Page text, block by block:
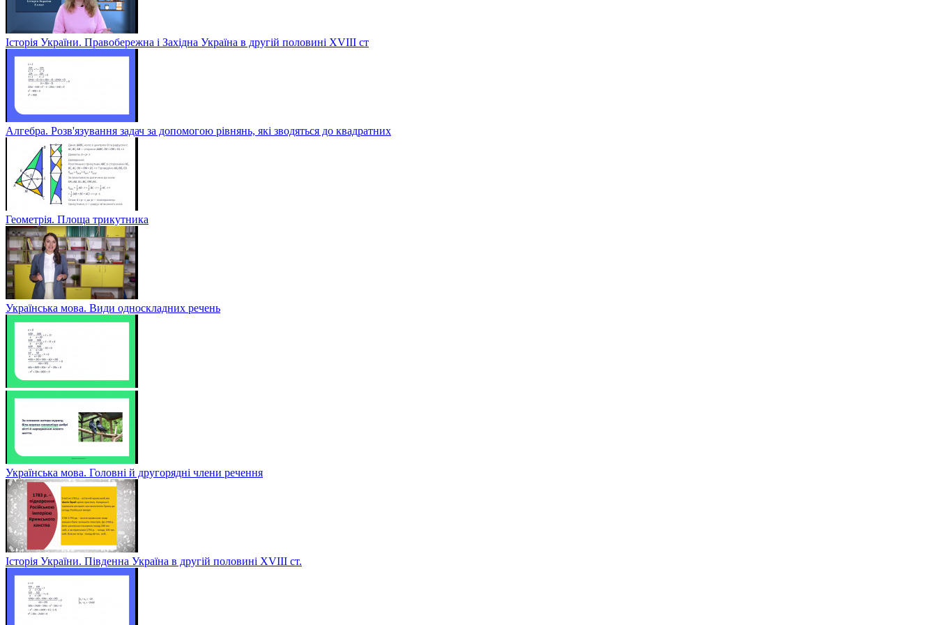
Історія України. Правобережна і Західна Україна в другій половині XVIII ст
Алгебра. Розв'язування задач за допомогою рівнянь, які зводяться до квадратних
Геометрія. Площа трикутника
Українська мова. Види односкладних речень
Українська мова. Головні й другорядні члени речення
Історія України. Південна Україна в другій половині ХVІІІ ст.